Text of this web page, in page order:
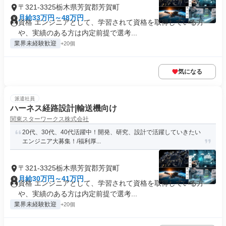
〒321-3325栃木県芳賀郡芳賀町
月給33万円～48万円
資格 エンジニアとして、学習されて資格を取得している方
や、実績のある方は内定前提で選考...
業界未経験歓迎 +20個
気になる
派遣社員
ハーネス経路設計|輸送機向け
関東スターワークス株式会社
20代、30代、40代活躍中！開発、研究、設計で活躍していきたい
エンジニア大募集！/福利厚...
〒321-3325栃木県芳賀郡芳賀町
月給30万円～41万円
資格 エンジニアとして、学習されて資格を取得している方
や、実績のある方は内定前提で選考...
業界未経験歓迎 +20個